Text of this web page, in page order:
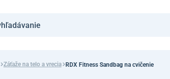
Záťaže na telo a vrecia RDX Fitness Sandbag na cvičenie